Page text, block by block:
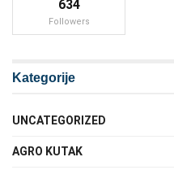
634
Followers
Kategorije
UNCATEGORIZED
AGRO KUTAK